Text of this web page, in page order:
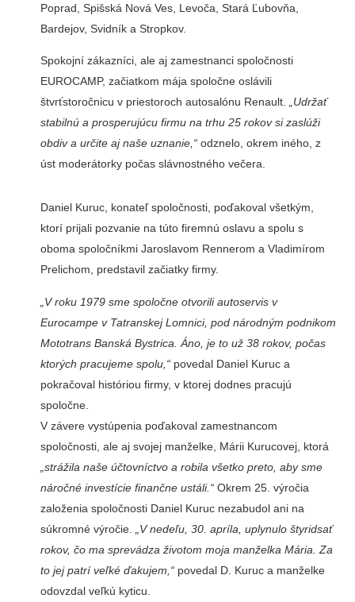
Poprad, Spišská Nová Ves, Levoča, Stará Ľubovňa,
Bardejov, Svidník a Stropkov.
Spokojní zákazníci, ale aj zamestnanci spoločnosti
EUROCAMP, začiatkom mája spoločne oslávili
štvrťstoročnicu v priestoroch autosalónu Renault. „Udržať
stabilnú a prosperujúcu firmu na trhu 25 rokov si zaslúži
obdiv a určite aj naše uznanie,“odznelo, okrem iného, z
úst moderátorky počas slávnostného večera.
Daniel Kuruc, konateľ spoločnosti, poďakoval všetkým,
ktorí prijali pozvanie na túto firemnú oslavu a spolu s
oboma spoločníkmi Jaroslavom Rennerom a Vladimírom
Prelichom, predstavil začiatky firmy.
„V roku 1979 sme spoločne otvorili autoservis v
Eurocampe v Tatranskej Lomnici, pod národným podnikom
Mototrans Banská Bystrica. Áno, je to už 38 rokov, počas
ktorých pracujeme spolu,“povedal Daniel Kuruc a
pokračoval históriou firmy, v ktorej dodnes pracujú
spoločne.
V závere vystúpenia poďakoval zamestnancom
spoločnosti, ale aj svojej manželke, Márii Kurucovej, ktorá
„strážila naše účtovníctvo a robila všetko preto, aby sme
náročné investície finančne ustáli.“Okrem 25. výročia
založenia spoločnosti Daniel Kuruc nezabudol ani na
súkromné výročie.
„V nedeľu, 30. apríla, uplynulo štyridsať
rokov, čo ma sprevádza životom moja manželka Mária. Za
to jej patrí veľké ďakujem,“povedal D. Kuruc a manželke
odovzdal veľkú kyticu.